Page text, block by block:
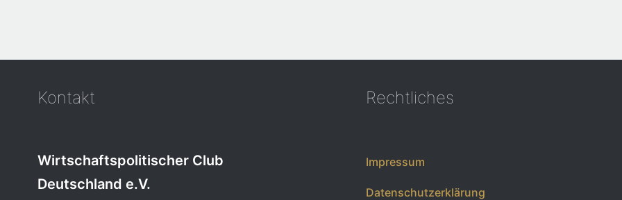
Kontakt
Wirtschaftspolitischer Club
Deutschland e.V.
Rechtliches
Impressum
Datenschutzerklärung